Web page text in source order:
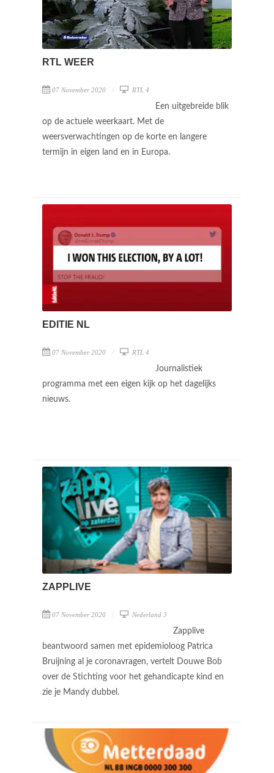
RTL WEER
07 November 2020 RTL 4
Een uitgebreide blik
op de actuele weerkaart. Met de
weersverwachtingen op de korte en langere
termijn in eigen land en in Europa.
EDITIE NL
07 November 2020 RTL 4
Journalistiek
programma met een eigen kijk op het dagelijks
nieuws.
ZAPPLIVE
07 November 2020 Nederland 3
Zapplive
beantwoord samen met epidemioloog Patrica
Bruijning al je coronavragen, vertelt Douwe Bob
over de Stichting voor het gehandicapte kind en
zie je Mandy dubbel.